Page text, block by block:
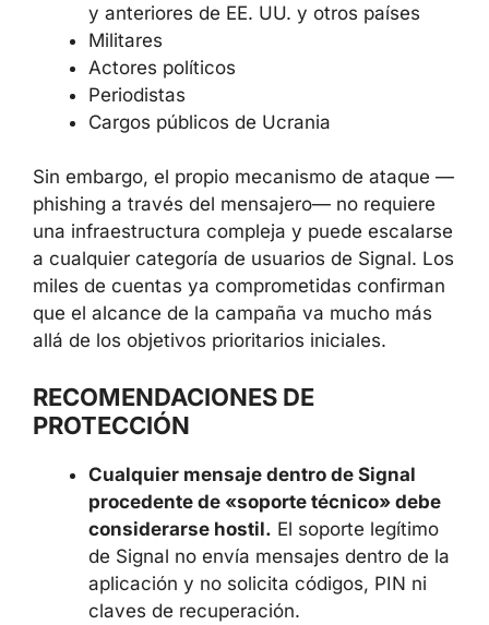
y anteriores de EE. UU. y otros países
Militares
Actores políticos
Periodistas
Cargos públicos de Ucrania
Sin embargo, el propio mecanismo de ataque —
phishing a través del mensajero— no requiere
una infraestructura compleja y puede escalarse
a cualquier categoría de usuarios de Signal. Los
miles de cuentas ya comprometidas confirman
que el alcance de la campaña va mucho más
allá de los objetivos prioritarios iniciales.
RECOMENDACIONES DE
PROTECCIÓN
Cualquier mensaje dentro de Signal
procedente de «soporte técnico» debe
considerarse hostil. El soporte legítimo
de Signal no envía mensajes dentro de la
aplicación y no solicita códigos, PIN ni
claves de recuperación.